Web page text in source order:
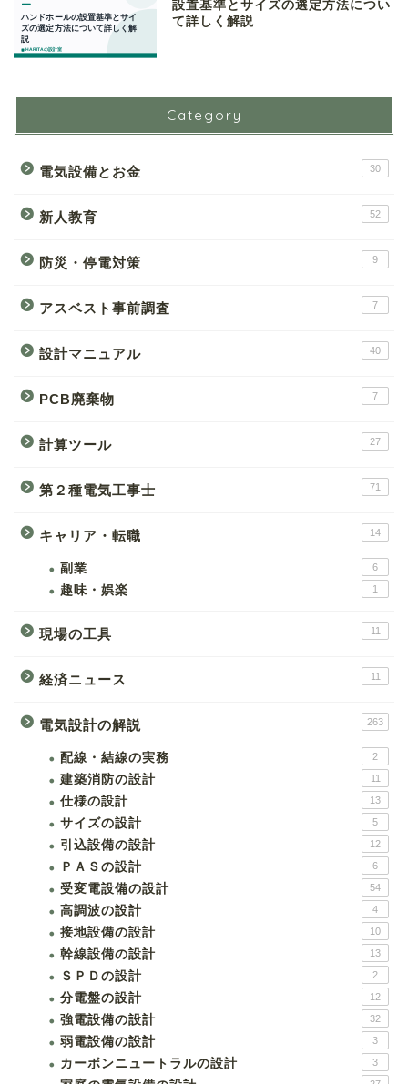
設置基準とサイズの選定方法につい
て詳しく解説
Category
電気設備とお金 30
新人教育 52
防災・停電対策 9
アスベスト事前調査 7
設計マニュアル 40
PCB廃棄物 7
計算ツール 27
第２種電気工事士 71
キャリア・転職 14
副業 6
趣味・娯楽 1
現場の工具 11
経済ニュース 11
電気設計の解説 263
配線・結線の実務 2
建築消防の設計 11
仕様の設計 13
サイズの設計 5
引込設備の設計 12
ＰＡＳの設計 6
受変電設備の設計 54
高調波の設計 4
接地設備の設計 10
幹線設備の設計 13
ＳＰＤの設計 2
分電盤の設計 12
強電設備の設計 32
弱電設備の設計 3
カーボンニュートラルの設計 3